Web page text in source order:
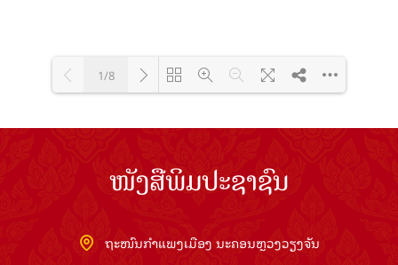
Loading PDF 100% ...
1/8
ໜັງສືພິມປະຊາຊົນ
ຖະໜົນກຳແພງເມືອງ ນະຄອນຫຼວງວຽງຈັນ